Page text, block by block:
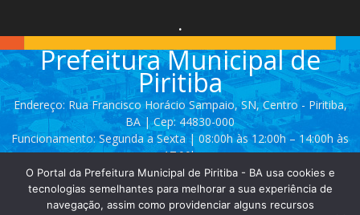
.
Prefeitura Municipal de
Piritiba
Endereço: Rua Francisco Horácio Sampaio, SN, Centro - Piritiba,
BA | Cep: 44830-000
Funcionamento: Segunda a Sexta | 08:00h às 12:00h – 14:00h às
17:00h
Telefone: (74) 3628 - 2111 / 3628 - 2153
O Portal da Prefeitura Municipal de Piritiba - BA usa cookies e
tecnologias semelhantes para melhorar a sua experiência de
navegação, assim como providenciar alguns recursos